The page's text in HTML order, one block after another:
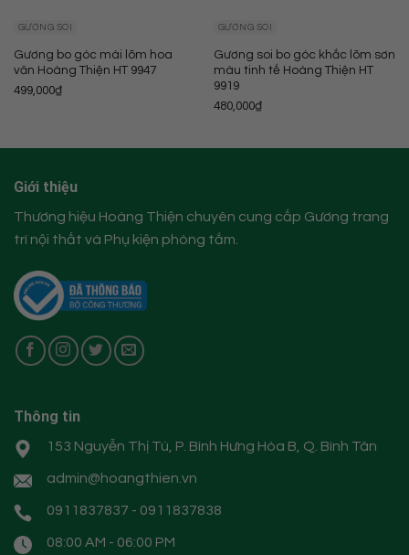
GƯƠNG SOI
Gương bo góc mài lõm hoa
văn Hoàng Thiện HT 9947
499,000₫
GƯƠNG SOI
Gương soi bo góc khắc lõm sơn
màu tinh tế Hoàng Thiện HT
9919
480,000₫
Giới thiệu
Thương hiệu Hoàng Thiện chuyên cung cấp Gương trang
trí nội thất và Phụ kiện phòng tắm.
Thông tin
153 Nguyễn Thị Tú, P. Bình Hưng Hòa B, Q. Bình Tân
admin@hoangthien.vn
0911837837 - 0911837838
08:00 AM - 06:00 PM